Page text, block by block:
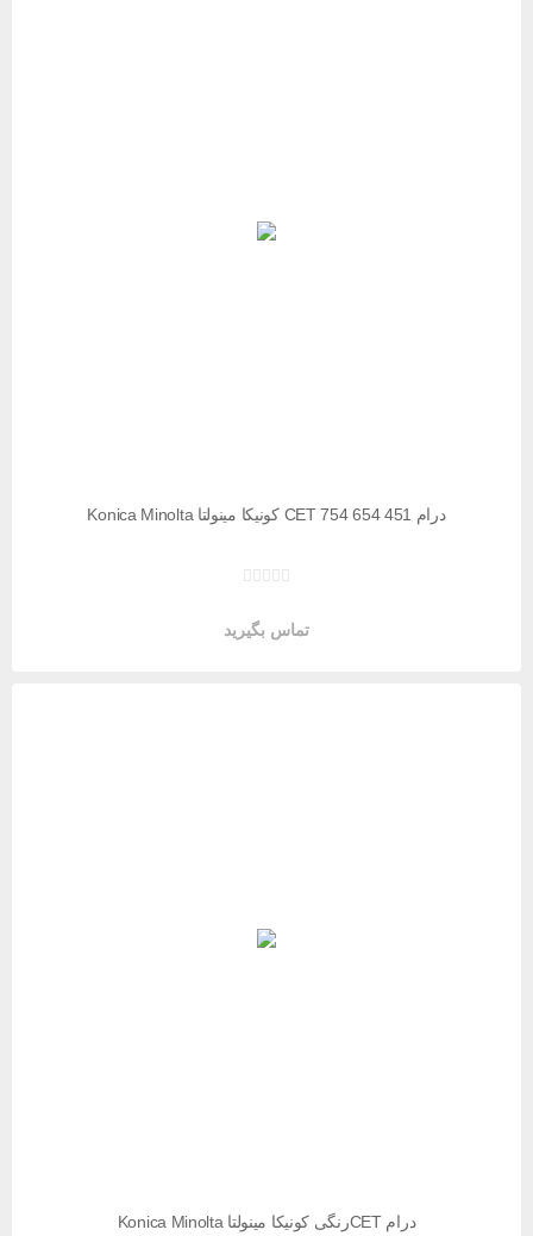
درام CET 754 654 451 کونیکا مینولتا Konica Minolta
تماس بگیرید
درام CETرنگی کونیکا مینولتا Konica Minolta